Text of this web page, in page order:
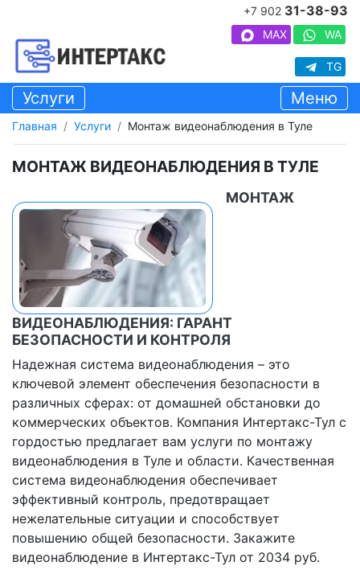
+7 902 31-38-93
MAX WA
TG
Услуги Меню
Главная Услуги Монтаж видеонаблюдения в Туле
МОНТАЖ ВИДЕОНАБЛЮДЕНИЯ В ТУЛЕ
МОНТАЖ
ВИДЕОНАБЛЮДЕНИЯ: ГАРАНТ
БЕЗОПАСНОСТИ И КОНТРОЛЯ
Надежная система видеонаблюдения – это
ключевой элемент обеспечения безопасности в
различных сферах: от домашней обстановки до
коммерческих объектов. Компания Интертакс-Тул с
гордостью предлагает вам услуги по монтажу
видеонаблюдения в Туле и области. Качественная
система видеонаблюдения обеспечивает
эффективный контроль, предотвращает
нежелательные ситуации и способствует
повышению общей безопасности. Закажите
видеонаблюдение в Интертакс-Тул от 2034 руб.